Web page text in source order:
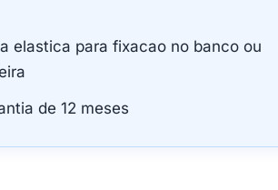
elastica para fixacao no banco ou
de 12 meses